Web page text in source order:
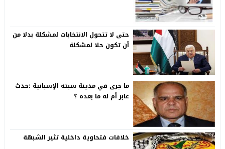
حتى لا تتحول الانتخابات لمشكلة بدلا من
أن تكون حلا لمشكلة
ما جرى في مدينة سبته الإسبانية :حدث
عابر أم له ما بعده ؟
خلافات فتحاوية داخلية تثير الشبهة